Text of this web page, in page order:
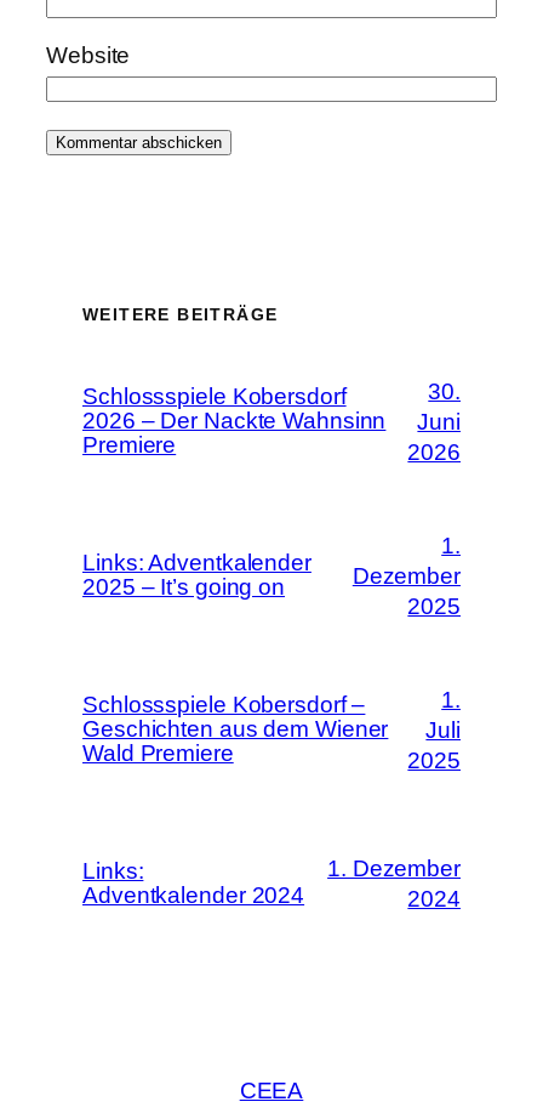
Website
WEITERE BEITRÄGE
Schlossspiele Kobersdorf
2026 – Der Nackte Wahnsinn
Premiere
30.
Juni
2026
Links: Adventkalender
2025 – It’s going on
1.
Dezember
2025
Schlossspiele Kobersdorf –
Geschichten aus dem Wiener
Wald Premiere
1.
Juli
2025
Links:
Adventkalender 2024
1. Dezember
2024
CEEA